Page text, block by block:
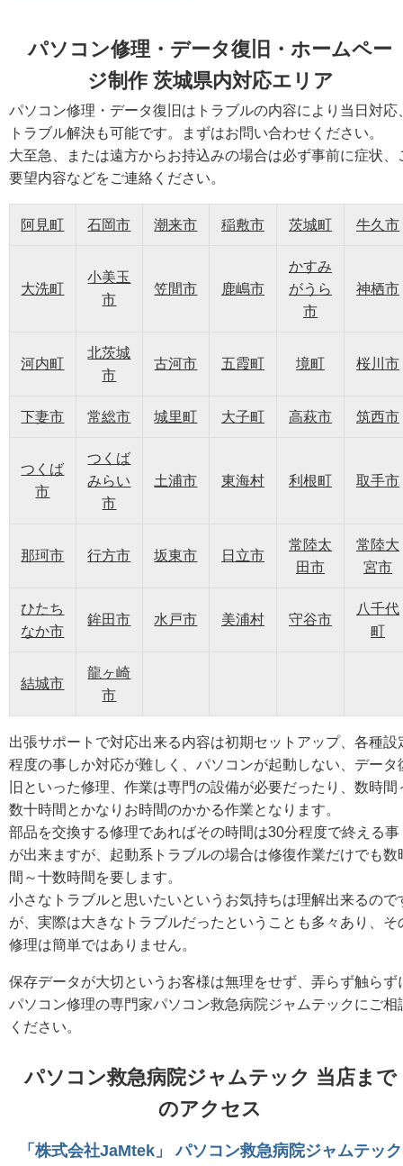
パソコン修理・データ復旧・ホームペー
ジ制作 茨城県内対応エリア
パソコン修理・データ復旧はトラブルの内容により当日対応
トラブル解決も可能です。まずはお問い合わせください。
大至急、または遠方からお持込みの場合は必ず事前に症状、
要望内容などをご連絡ください。
阿見町 石岡市 潮来市 稲敷市 茨城町 牛久市
大洗町
小美玉
市
笠間市 鹿嶋市
かすみ
がうら
市
神栖市
河内町
北茨城
市
古河市 五霞町 境町 桜川市
下妻市 常総市 城里町 大子町 高萩市 筑西市
つくば
市
つくば
みらい
市
土浦市 東海村 利根町 取手市
那珂市 行方市 坂東市 日立市
常陸太
田市
常陸大
宮市
ひたち
なか市
鉾田市 水戸市 美浦村 守谷市
八千代
町
結城市
龍ヶ崎
市
出張サポートで対応出来る内容は初期セットアップ、各種設
程度の事しか対応が難しく、パソコンが起動しない、データ
旧といった修理、作業は専門の設備が必要だったり、数時間
数十時間とかなりお時間のかかる作業となります。
部品を交換する修理であればその時間は30分程度で終える事
が出来ますが、起動系トラブルの場合は修復作業だけでも数
間～十数時間を要します。
小さなトラブルと思いたいというお気持ちは理解出来るので
が、実際は大きなトラブルだったということも多々あり、そ
修理は簡単ではありません。
保存データが大切というお客様は無理をせず、弄らず触らず
パソコン修理の専門家パソコン救急病院ジャムテックにご相
ください。
パソコン救急病院ジャムテック 当店まで
のアクセス
「株式会社JaMtek」 パソコン救急病院ジャムテック